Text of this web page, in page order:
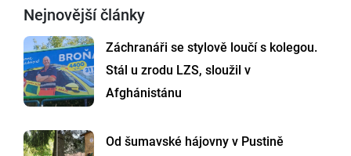
Nejnovější články
Záchranáři se stylově loučí s kolegou.
Stál u zrodu LZS, sloužil v
Afghánistánu
Od šumavské hájovny v Pustině